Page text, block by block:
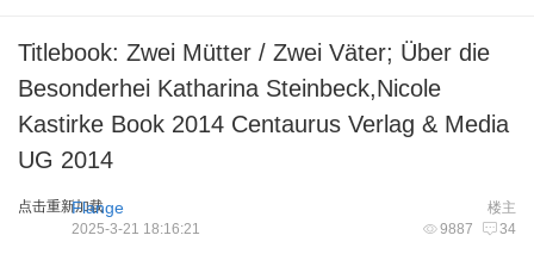
Titlebook: Zwei Mütter / Zwei Väter; Über die
Besonderhei Katharina Steinbeck,Nicole
Kastirke Book 2014 Centaurus Verlag & Media
UG 2014
点击重新加载 楼主
Flange
9887 34
2025-3-21 18:16:21